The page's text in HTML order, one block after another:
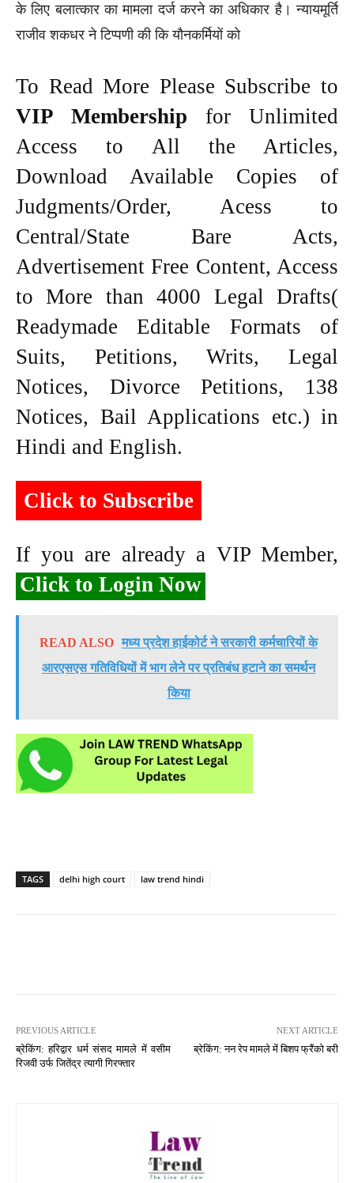
के लिए बलात्कार का मामला दर्ज करने का अधिकार है। न्यायमूर्ति
राजीव शकधर ने टिप्पणी की कि यौनकर्मियों को
To Read More Please Subscribe to
VIP Membership for Unlimited
Access to All the Articles,
Download Available Copies of
Judgments/Order, Acess to
Central/State Bare Acts,
Advertisement Free Content, Access
to More than 4000 Legal Drafts(
Readymade Editable Formats of
Suits, Petitions, Writs, Legal
Notices, Divorce Petitions, 138
Notices, Bail Applications etc.) in
Hindi and English.
Click to Subscribe
If you are already a VIP Member,
Click to Login Now
READ ALSO मध्य प्रदेश हाईकोर्ट ने सरकारी कर्मचारियों के
आरएसएस गतिविधियों में भाग लेने पर प्रतिबंध हटाने का समर्थन
किया
TAGS delhi high court law trend hindi
PREVIOUS ARTICLE
ब्रेकिंग: हरिद्वार धर्म संसद मामले में वसीम
रिजवी उर्फ जितेंद्र त्यागी गिरफ्तार
NEXT ARTICLE
ब्रेकिंग: नन रेप मामले में बिशप फ्रैंको बरी